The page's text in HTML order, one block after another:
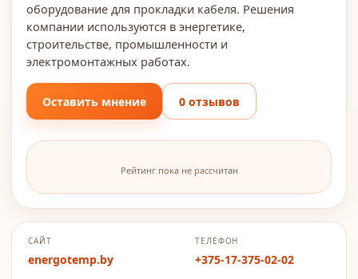
оборудование для прокладки кабеля. Решения
компании используются в энергетике,
строительстве, промышленности и
электромонтажных работах.
Оставить мнение 0 отзывов
Рейтинг пока не рассчитан
САЙТ
energotemp.by
ТЕЛЕФОН
+375-17-375-02-02